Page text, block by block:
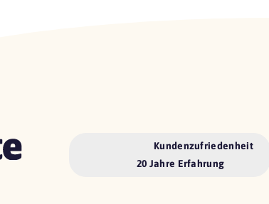
Kundenzufriedenheit
20 Jahre Erfahrung